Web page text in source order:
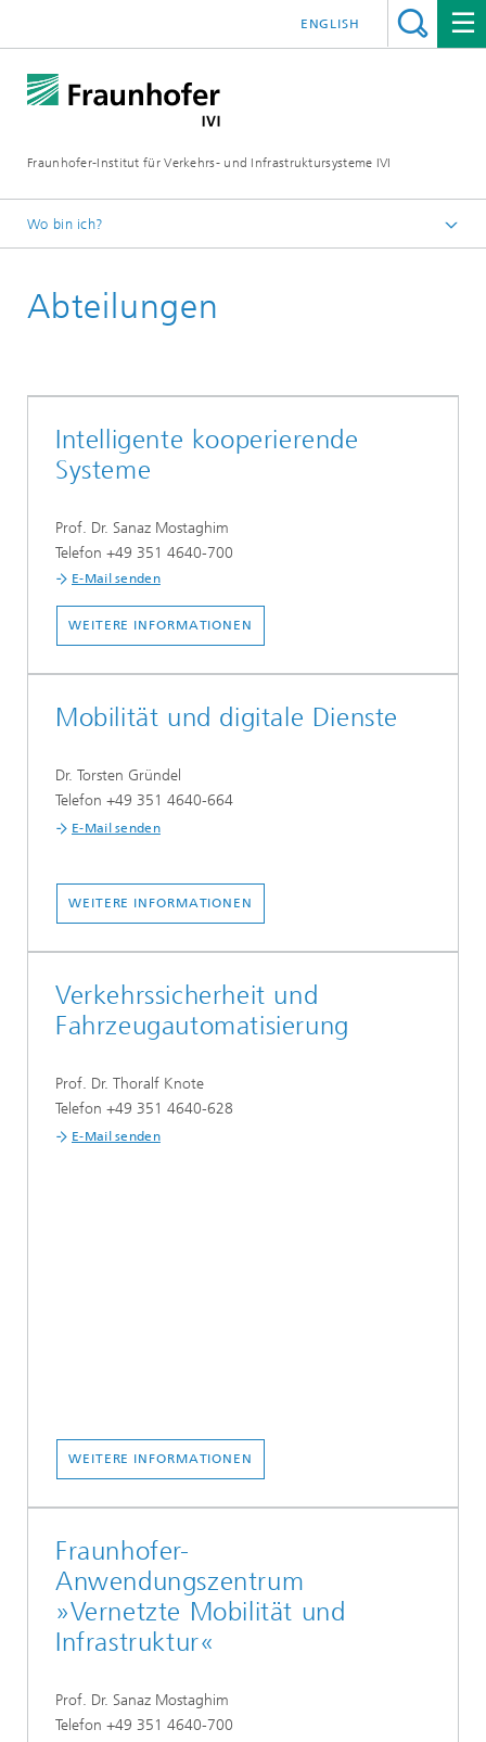
Fraunhofer-Institut für Verkehrs- und Infrastruktursysteme IVI
ENGLISH
Wo bin ich?
Abteilungen
Intelligente kooperierende
Systeme
Prof. Dr. Sanaz Mostaghim
Telefon +49 351 4640-700
E-Mail senden
WEITERE INFORMATIONEN
Mobilität und digitale Dienste
Dr. Torsten Gründel
Telefon +49 351 4640-664
E-Mail senden
WEITERE INFORMATIONEN
Verkehrssicherheit und
Fahrzeugautomatisierung
Prof. Dr. Thoralf Knote
Telefon +49 351 4640-628
E-Mail senden
WEITERE INFORMATIONEN
Fraunhofer-
Anwendungszentrum
»Vernetzte Mobilität und
Infrastruktur«
Prof. Dr. Sanaz Mostaghim
Telefon +49 351 4640-700